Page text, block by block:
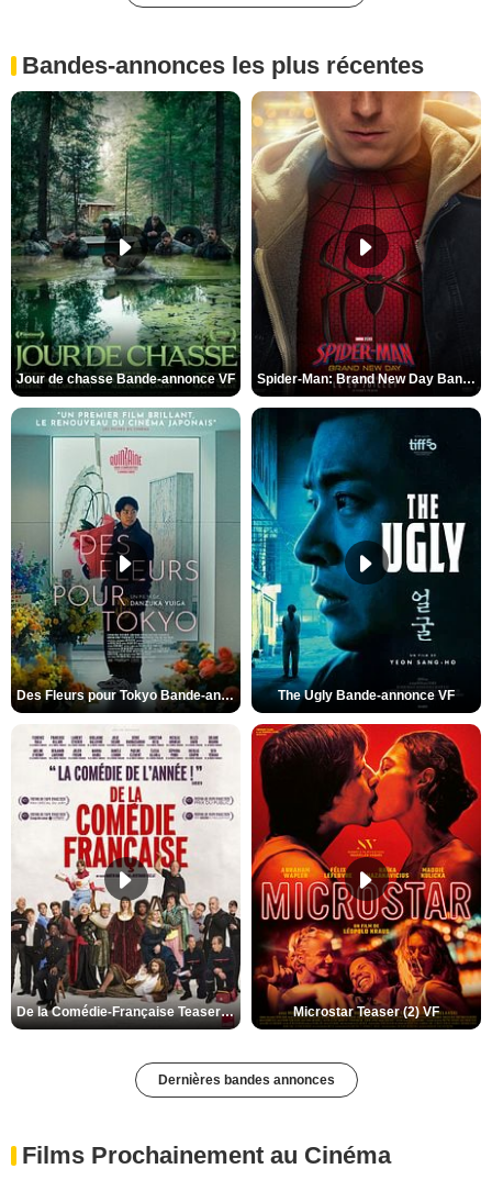
Bandes-annonces les plus récentes
Jour de chasse Bande-annonce VF Spider-Man: Brand New Day Bande-annonce (3) VO STFR
Des Fleurs pour Tokyo Bande-annonce VO STFR The Ugly Bande-annonce VF
De la Comédie-Française Teaser (3) VF Microstar Teaser (2) VF
Dernières bandes annonces
Films Prochainement au Cinéma